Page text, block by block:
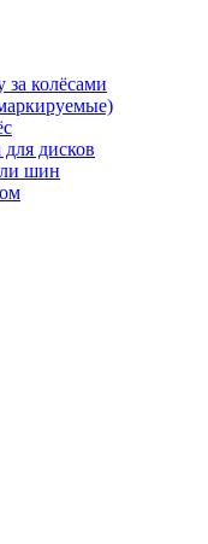
за колёсами
дисков
шин